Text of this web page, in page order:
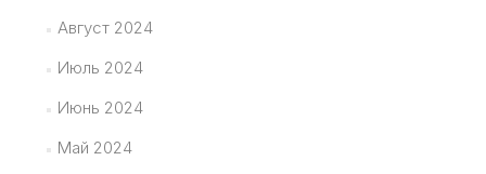
Август 2024
Июль 2024
Июнь 2024
Май 2024